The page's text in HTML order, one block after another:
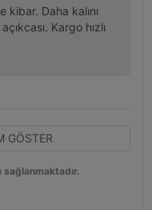
kibar. Daha kalını
Kargo hızlı
GÖSTER
sağlanmaktadır.